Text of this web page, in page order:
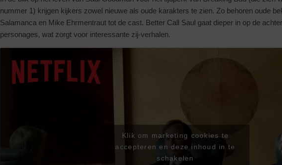
nummer 1) krijgen kijkers zowel nieuwe als oude karakters te zien. Zo behoren oude
Salamanca en Mike Ehrmentraut tot de cast. Better Call Saul gaat dieper in op de
personages, wat zorgt voor interessante zij-verhalen.
Klik om marketing cookies te
accepteren en deze inhoud in te
schakelen